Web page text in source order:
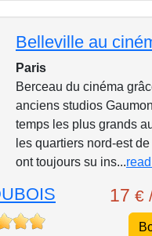
Belleville au
Paris
Berceau du cinéma
anciens studios
temps les plus grands
les quartiers nord-est
ont toujours su ins...
17 €